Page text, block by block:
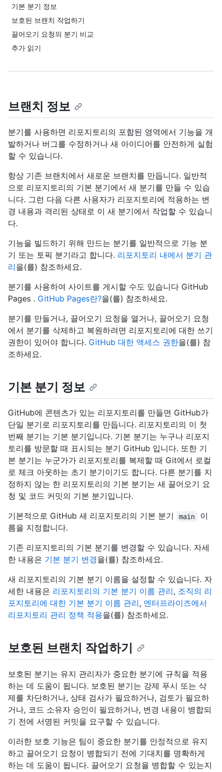
기본 분기 정보
보호된 브랜치 작업하기
끌어오기 요청의 분기 비교
추가 읽기
브랜치 정보
분기를 사용하면 리포지토리의 포함된 영역에서 기능을 개
발하거나 버그를 수정하거나 새 아이디어를 안전하게 실험
할 수 있습니다.
항상 기존 브랜치에서 새로운 브랜치를 만듭니다. 일반적
으로 리포지토리의 기본 분기에서 새 분기를 만들 수 있습
니다. 그런 다음 다른 사용자가 리포지토리에 적용하는 변
경 내용과 격리된 상태로 이 새 분기에서 작업할 수 있습니
다.
기능을 빌드하기 위해 만드는 분기를 일반적으로 기능 분
기 또는 토픽 분기라고 합니다. 리포지토리 내에서 분기 관
리을(를) 참조하세요.
분기를 사용하여 사이트를 게시할 수도 있습니다 GitHub
Pages . GitHub Pages란?을(를) 참조하세요.
분기를 만들거나, 끌어오기 요청을 열거나, 끌어오기 요청
에서 분기를 삭제하고 복원하려면 리포지토리에 대한 쓰기
권한이 있어야 합니다. GitHub 대한 액세스 권한을(를) 참
조하세요.
기본 분기 정보
GitHub에 콘텐츠가 있는 리포지토리를 만들면 GitHub가
단일 분기로 리포지토리를 만듭니다. 리포지토리의 이 첫
번째 분기는 기본 분기입니다. 기본 분기는 누구나 리포지
토리를 방문할 때 표시되는 분기 GitHub 입니다. 또한 기
본 분기는 누군가가 리포지토리를 복제할 때 Git에서 로컬
로 체크 아웃하는 초기 분기이기도 합니다. 다른 분기를 지
정하지 않는 한 리포지토리의 기본 분기는 새 끌어오기 요
청 및 코드 커밋의 기본 분기입니다.
기본적으로 GitHub 새 리포지토리의 기본 분기
main
이
름을 지정합니다.
기존 리포지토리의 기본 분기를 변경할 수 있습니다. 자세
한 내용은 기본 분기 변경을(를) 참조하세요.
새 리포지토리의 기본 분기 이름을 설정할 수 있습니다. 자
세한 내용은 리포지토리의 기본 분기 이름 관리, 조직의 리
포지토리에 대한 기본 분기 이름 관리, 엔터프라이즈에서
리포지토리 관리 정책 적용을(를) 참조하세요.
보호된 브랜치 작업하기
보호된 분기는 유지 관리자가 중요한 분기에 규칙을 적용
하는 데 도움이 됩니다. 보호된 분기는 강제 푸시 또는 삭
제를 차단하거나, 상태 검사가 필요하거나, 검토가 필요하
거나, 코드 소유자 승인이 필요하거나, 변경 내용이 병합되
기 전에 서명된 커밋을 요구할 수 있습니다.
이러한 보호 기능은 팀이 중요한 분기를 안정적으로 유지
하고 끌어오기 요청이 병합되기 전에 기대치를 명확하게
하는 데 도움이 됩니다. 끌어오기 요청을 병합할 수 있는지